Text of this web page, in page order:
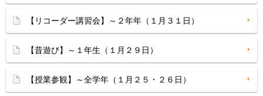
【リコーダー講習会】～２年年（１月３１日）
【昔遊び】～１年生（１月２９日）
【授業参観】～全学年（１月２５・２６日）